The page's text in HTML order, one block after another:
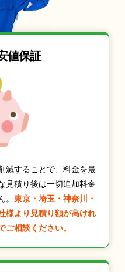
値保証
減することで、料金を最
見積り後は一切追加料金
東京・埼玉・神奈川・
様より見積り額が高けれ
ご相談ください。